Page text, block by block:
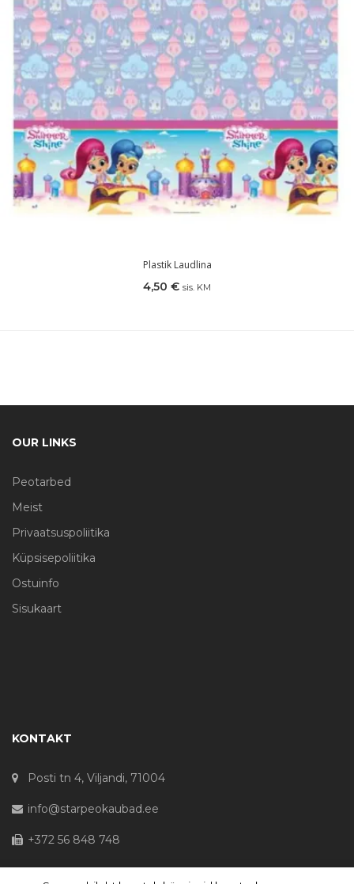
Plastik Laudlina
4,50 € sis. KM
OUR LINKS
Peotarbed
Meist
Privaatsuspoliitika
Küpsisepoliitika
Ostuinfo
Sisukaart
KONTAKT
Posti tn 4, Viljandi, 71004
info@starpeokaubad.ee
+372 56 848 748